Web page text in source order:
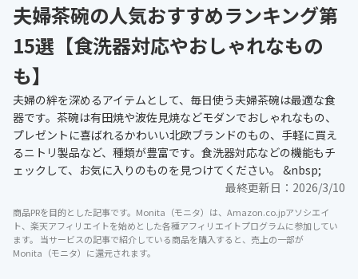
夫婦茶碗の人気おすすめランキング第
15選【食洗器対応やおしゃれなもの
も】
夫婦の絆を深めるアイテムとして、毎日使う夫婦茶碗は最適な食
器です。茶碗は有田焼や波佐見焼などモダンでおしゃれなもの、
プレゼントに喜ばれるかわいい北欧ブランドのもの、手軽に買え
るニトリ製品など、種類が豊富です。食洗器対応などの機能もチ
ェックして、お気に入りのものを見つけてください。 &nbsp;
最終更新日： 2026/3/10
商品PRを目的とした記事です。Monita（モニタ）は、Amazon.co.jpアソシエイ
ト、楽天アフィリエイトを始めとした各種アフィリエイトプログラムに参加してい
ます。 当サービスの記事で紹介している商品を購入すると、売上の一部が
Monita（モニタ）に還元されます。